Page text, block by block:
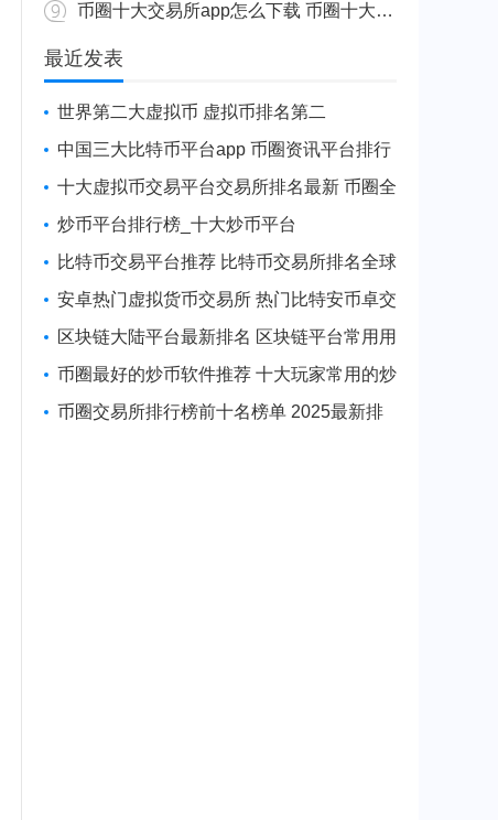
币圈十大交易所app怎么下载 币圈十大交易所app下载网站最新
最近发表
世界第二大虚拟币 虚拟币排名第二
中国三大比特币平台app 币圈资讯平台排行
十大虚拟币交易平台交易所排名最新 币圈全
球10大比特币平台排名
炒币平台排行榜_十大炒币平台
比特币交易平台推荐 比特币交易所排名全球
安卓热门虚拟货币交易所 热门比特安币卓交
易所排行榜
区块链大陆平台最新排名 区块链平台常用用
户量排名
币圈最好的炒币软件推荐 十大玩家常用的炒
币软件一览
币圈交易所排行榜前十名榜单 2025最新排